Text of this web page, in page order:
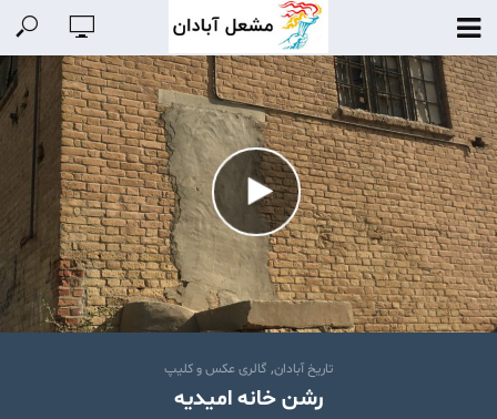
تاریخ آبادان, گالری عکس و کلیپ
رشن خانه امیدیه